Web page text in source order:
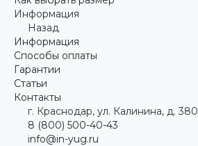
Информация
Назад
Информация
Способы оплаты
Гарантии
Статьи
Контакты
г. Краснодар, ул. Калинина, д. 380
8 (800) 500-40-43
info@in-yug.ru